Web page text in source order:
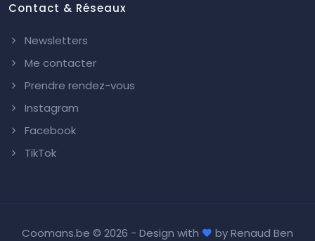
Contact & Réseaux
Newsletters
Me contacter
Prendre rendez-vous
Instagram
Facebook
TikTok
Coomans.be © 2026 - Design with byRenaud Ben